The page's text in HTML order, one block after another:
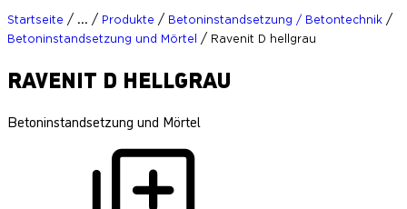
Startseite / ... / Produkte / Betoninstandsetzung / Betontechnik /
Betoninstandsetzung und Mörtel / Ravenit D hellgrau
RAVENIT D HELLGRAU
Betoninstandsetzung und Mörtel